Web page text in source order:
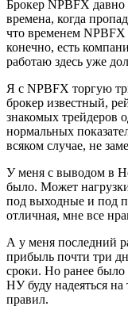
Брокер NPBFX
времена, когда
что временем NPBFX
конечно, есть
работаю здесь уже
Я с NPBFX торгую
брокер известный,
знакомых трейдеров
нормальных
всяком случае, не
У меня с выводом в
было. Может
под выходные и под
отличная, мне все
А у меня последний
прибыль почти три
сроки. Но ранее
НУ буду надеяться на
правил.